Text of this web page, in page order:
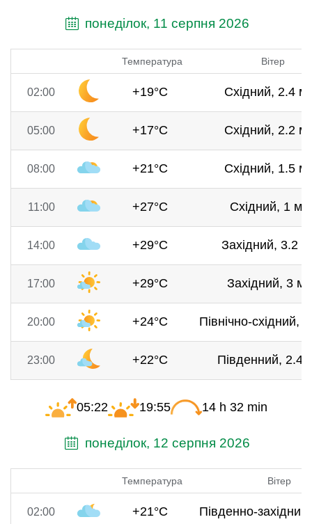
понеділок, 11 серпня 2026
Температура Вітер
02:00 +19°C Східний, 2.4
05:00 +17°C Східний, 2.2
08:00 +21°C Східний, 1.5
11:00 +27°C Східний, 1 м/с
14:00 +29°C Західний, 3.2
17:00 +29°C Західний, 3 м/
20:00 +24°C Північно-східний,
23:00 +22°C Південний, 2.4
05:22 19:55 14 h 32 min
понеділок, 12 серпня 2026
Температура Вітер
02:00 +21°C Південно-